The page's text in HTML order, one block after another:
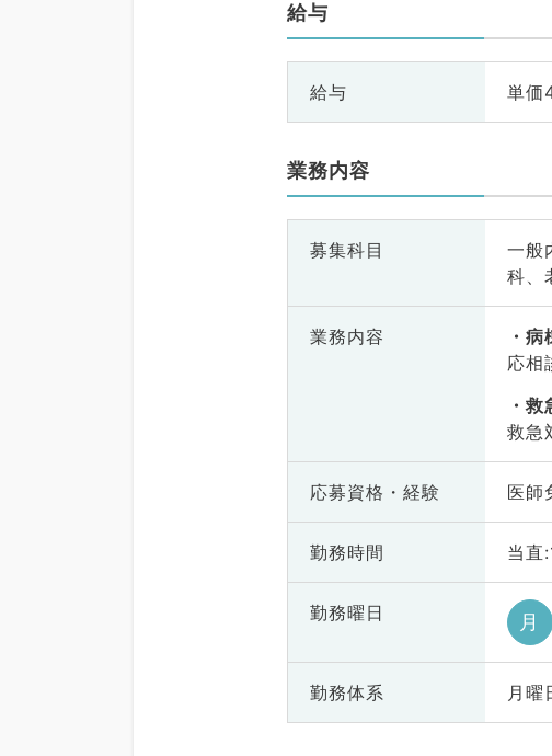
給与
給与 単価
業務内容
募集科目
一般
科、
業務内容
病
応相
救
救急
応募資格・ 経験 医師
勤務時間 当直
勤務曜日 月
勤務体系 月曜